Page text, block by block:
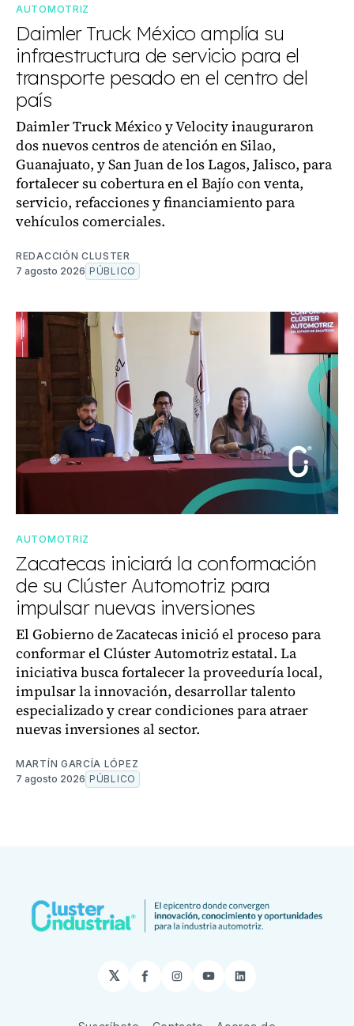
AUTOMOTRIZ
Daimler Truck México amplía su
infraestructura de servicio para el
transporte pesado en el centro del
país
Daimler Truck México y Velocity inauguraron
dos nuevos centros de atención en Silao,
Guanajuato, y San Juan de los Lagos, Jalisco, para
fortalecer su cobertura en el Bajío con venta,
servicio, refacciones y financiamiento para
vehículos comerciales.
REDACCIÓN CLUSTER
7 agosto 2026 PÚBLICO
AUTOMOTRIZ
Zacatecas iniciará la conformación
de su Clúster Automotriz para
impulsar nuevas inversiones
El Gobierno de Zacatecas inició el proceso para
conformar el Clúster Automotriz estatal. La
iniciativa busca fortalecer la proveeduría local,
impulsar la innovación, desarrollar talento
especializado y crear condiciones para atraer
nuevas inversiones al sector.
MARTÍN GARCÍA LÓPEZ
7 agosto 2026 PÚBLICO
𝕏 Facebook
Instagram
YouTubeLinkedIn